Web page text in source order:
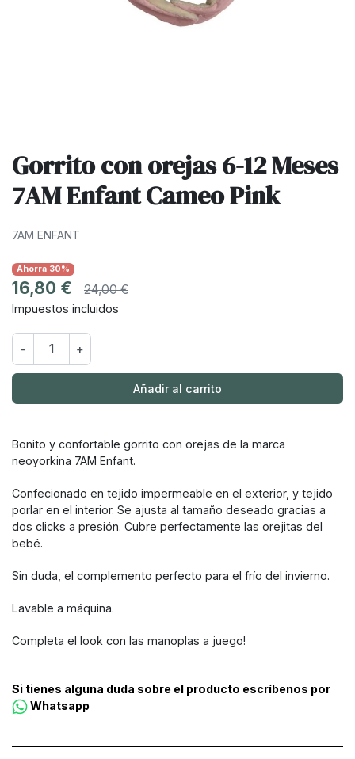
Gorrito con orejas 6-12 Meses
7AM Enfant Cameo Pink
7AM ENFANT
Ahorra 30%
16,80 € 24,00 €
Impuestos incluidos
- +
Añadir al carrito
Bonito y confortable gorrito con orejas de la marca
neoyorkina 7AM Enfant.
Confecionado en tejido impermeable en el exterior, y tejido
porlar en el interior. Se ajusta al tamaño deseado gracias a
dos clicks a presión. Cubre perfectamente las orejitas del
bebé.
Sin duda, el complemento perfecto para el frío del invierno.
Lavable a máquina.
Completa el look con las manoplas a juego!
Si tienes alguna duda sobre el producto escríbenos por
Whatsapp